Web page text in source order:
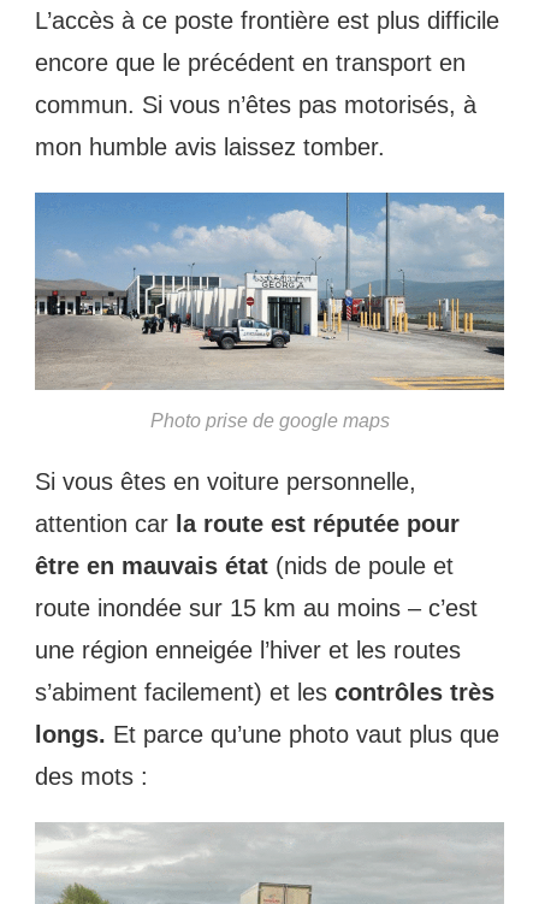
L’accès à ce poste frontière est plus difficile
encore que le précédent en transport en
commun. Si vous n’êtes pas motorisés, à
mon humble avis laissez tomber.
Photo prise de google maps
Si vous êtes en voiture personnelle,
attention car la route est réputée pour
être en mauvais état (nids de poule et
route inondée sur 15 km au moins – c’est
une région enneigée l’hiver et les routes
s’abiment facilement) et les contrôles très
longs. Et parce qu’une photo vaut plus que
des mots :